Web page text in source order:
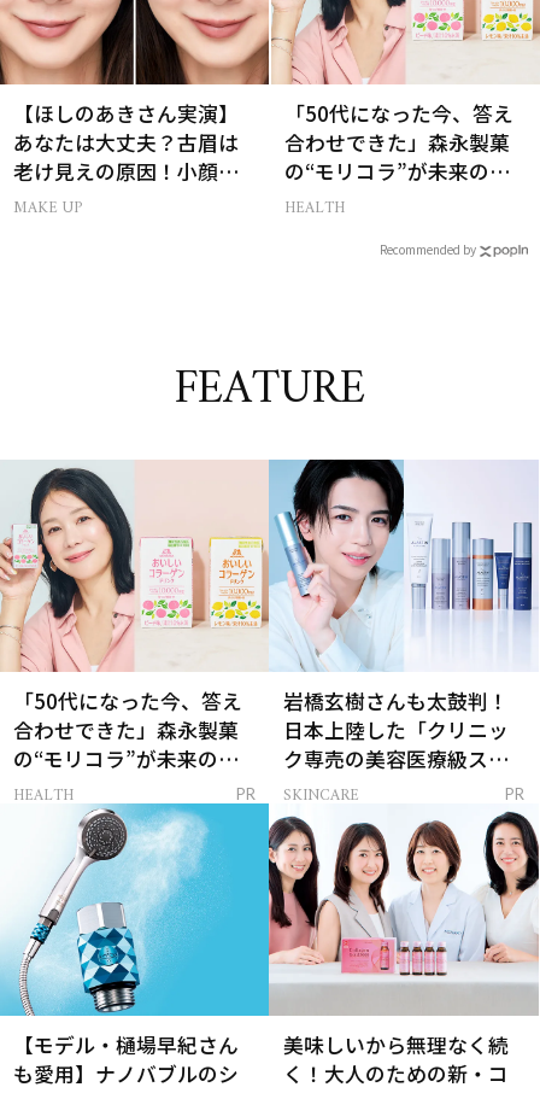
【ほしのあきさん実演】
あなたは大丈夫？古眉は
老け見えの原因！小顔と
目元パッチリを叶える美
MAKE UP
「50代になった今、答え
合わせできた」森永製菓
の“モリコラ”が未来のキ
レイを連れてくる！
HEALTH
Recommended by
FEATURE
「50代になった今、答え
合わせできた」森永製菓
の“モリコラ”が未来のキ
レイを連れてくる！
HEALTH PR
岩橋玄樹さんも太鼓判！
日本上陸した「クリニッ
ク専売の美容医療級スキ
ンケア」
SKINCARE PR
【モデル・樋場早紀さん
も愛用】ナノバブルのシ
美味しいから無理なく続
く！大人のための新・コ